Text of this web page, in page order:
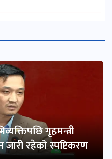
गृहमन्त्री
जारी रहेको स्पष्टिकरण